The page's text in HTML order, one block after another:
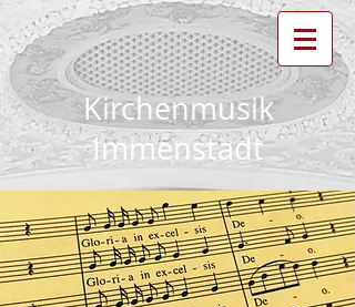
Kirchenmusik
Immenstadt